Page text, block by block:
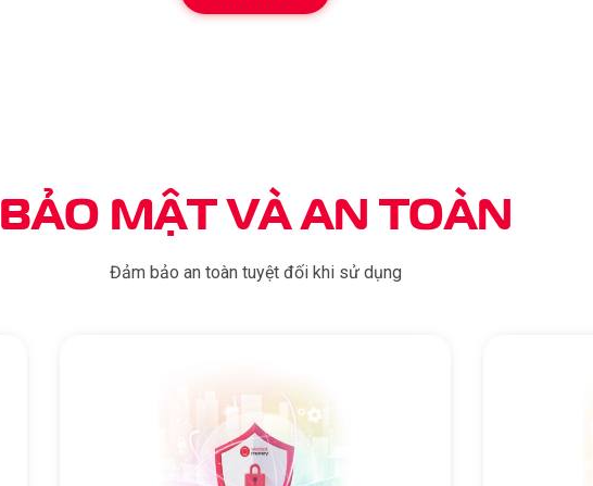
BẢO MẬTVÀ AN TOÀN
Đảm bảo an toàn tuyệt đối khi sử dụng